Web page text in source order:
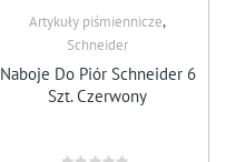
Artykuły piśmiennicze,
Schneider
Naboje Do Piór Schneider 6
Szt. Czerwony